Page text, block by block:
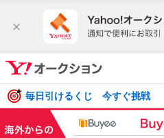
毎日引けるくじ 今すぐ挑戦